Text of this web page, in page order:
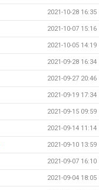
2021-10-28 16:35
2021-10-07 15:16
2021-10-05 14:19
2021-09-28 16:34
2021-09-27 20:46
2021-09-19 17:34
2021-09-15 09:59
2021-09-14 11:14
2021-09-10 13:59
2021-09-07 16:10
2021-09-04 18:05